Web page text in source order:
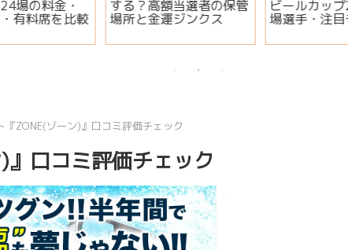
管 ビールカップ2026｜出
場選手・注目モーター・
ャンボ宝くじはいつ買
う？開運日・買い方・連
説
『ZONE(ゾーン)』口コミ評価チェック
口コミ評価チェック